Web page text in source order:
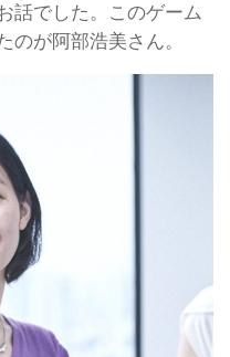
話でした。このゲーム
のが阿部浩美さん。